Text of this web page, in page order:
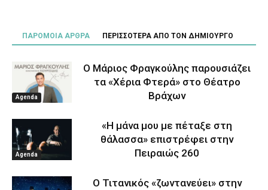
ΠΑΡΟΜΟΙΑ ΑΡΘΡΑ ΠΕΡΙΣΣΟΤΕΡΑ ΑΠΟ ΤΟΝ ΔΗΜΙΟΥΡΓΟ
Agenda
Ο Μάριος Φραγκούλης παρουσιάζει
τα «Χέρια Φτερά» στο Θέατρο
Βράχων
Agenda
«Η μάνα μου με πέταξε στη
θάλασσα» επιστρέφει στην
Πειραιώς 260
Ο Τιτανικός «ζωντανεύει» στην